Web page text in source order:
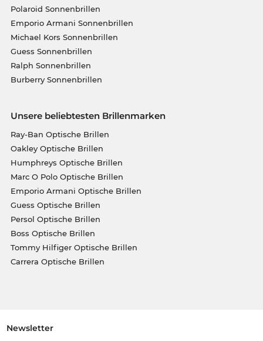
Polaroid Sonnenbrillen
Emporio Armani Sonnenbrillen
Michael Kors Sonnenbrillen
Guess Sonnenbrillen
Ralph Sonnenbrillen
Burberry Sonnenbrillen
Unsere beliebtesten Brillenmarken
Ray-Ban Optische Brillen
Oakley Optische Brillen
Humphreys Optische Brillen
Marc O Polo Optische Brillen
Emporio Armani Optische Brillen
Guess Optische Brillen
Persol Optische Brillen
Boss Optische Brillen
Tommy Hilfiger Optische Brillen
Carrera Optische Brillen
Newsletter